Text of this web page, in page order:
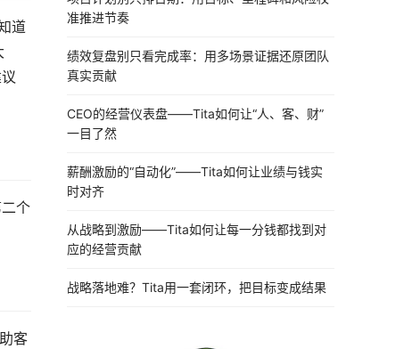
道
个
客
准推进节奏
绩效复盘别只看完成率：用多场景证据还原团队
真实贡献
CEO的经营仪表盘——Tita如何让“人、客、财”
一目了然
薪酬激励的“自动化”——Tita如何让业绩与钱实
时对齐
从战略到激励——Tita如何让每一分钱都找到对
应的经营贡献
战略落地难？Tita用一套闭环，把目标变成结果